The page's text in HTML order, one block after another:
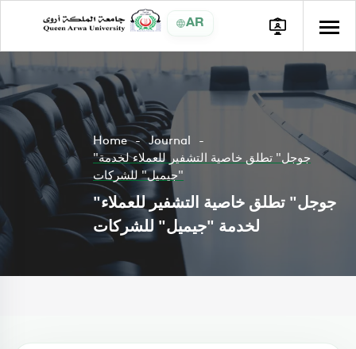
AR
Home
Journal
"جوجل" تطلق خاصية التشفير للعملاء لخدمة
"جيميل" للشركات
"جوجل" تطلق خاصية التشفير للعملاء
لخدمة "جيميل" للشركات